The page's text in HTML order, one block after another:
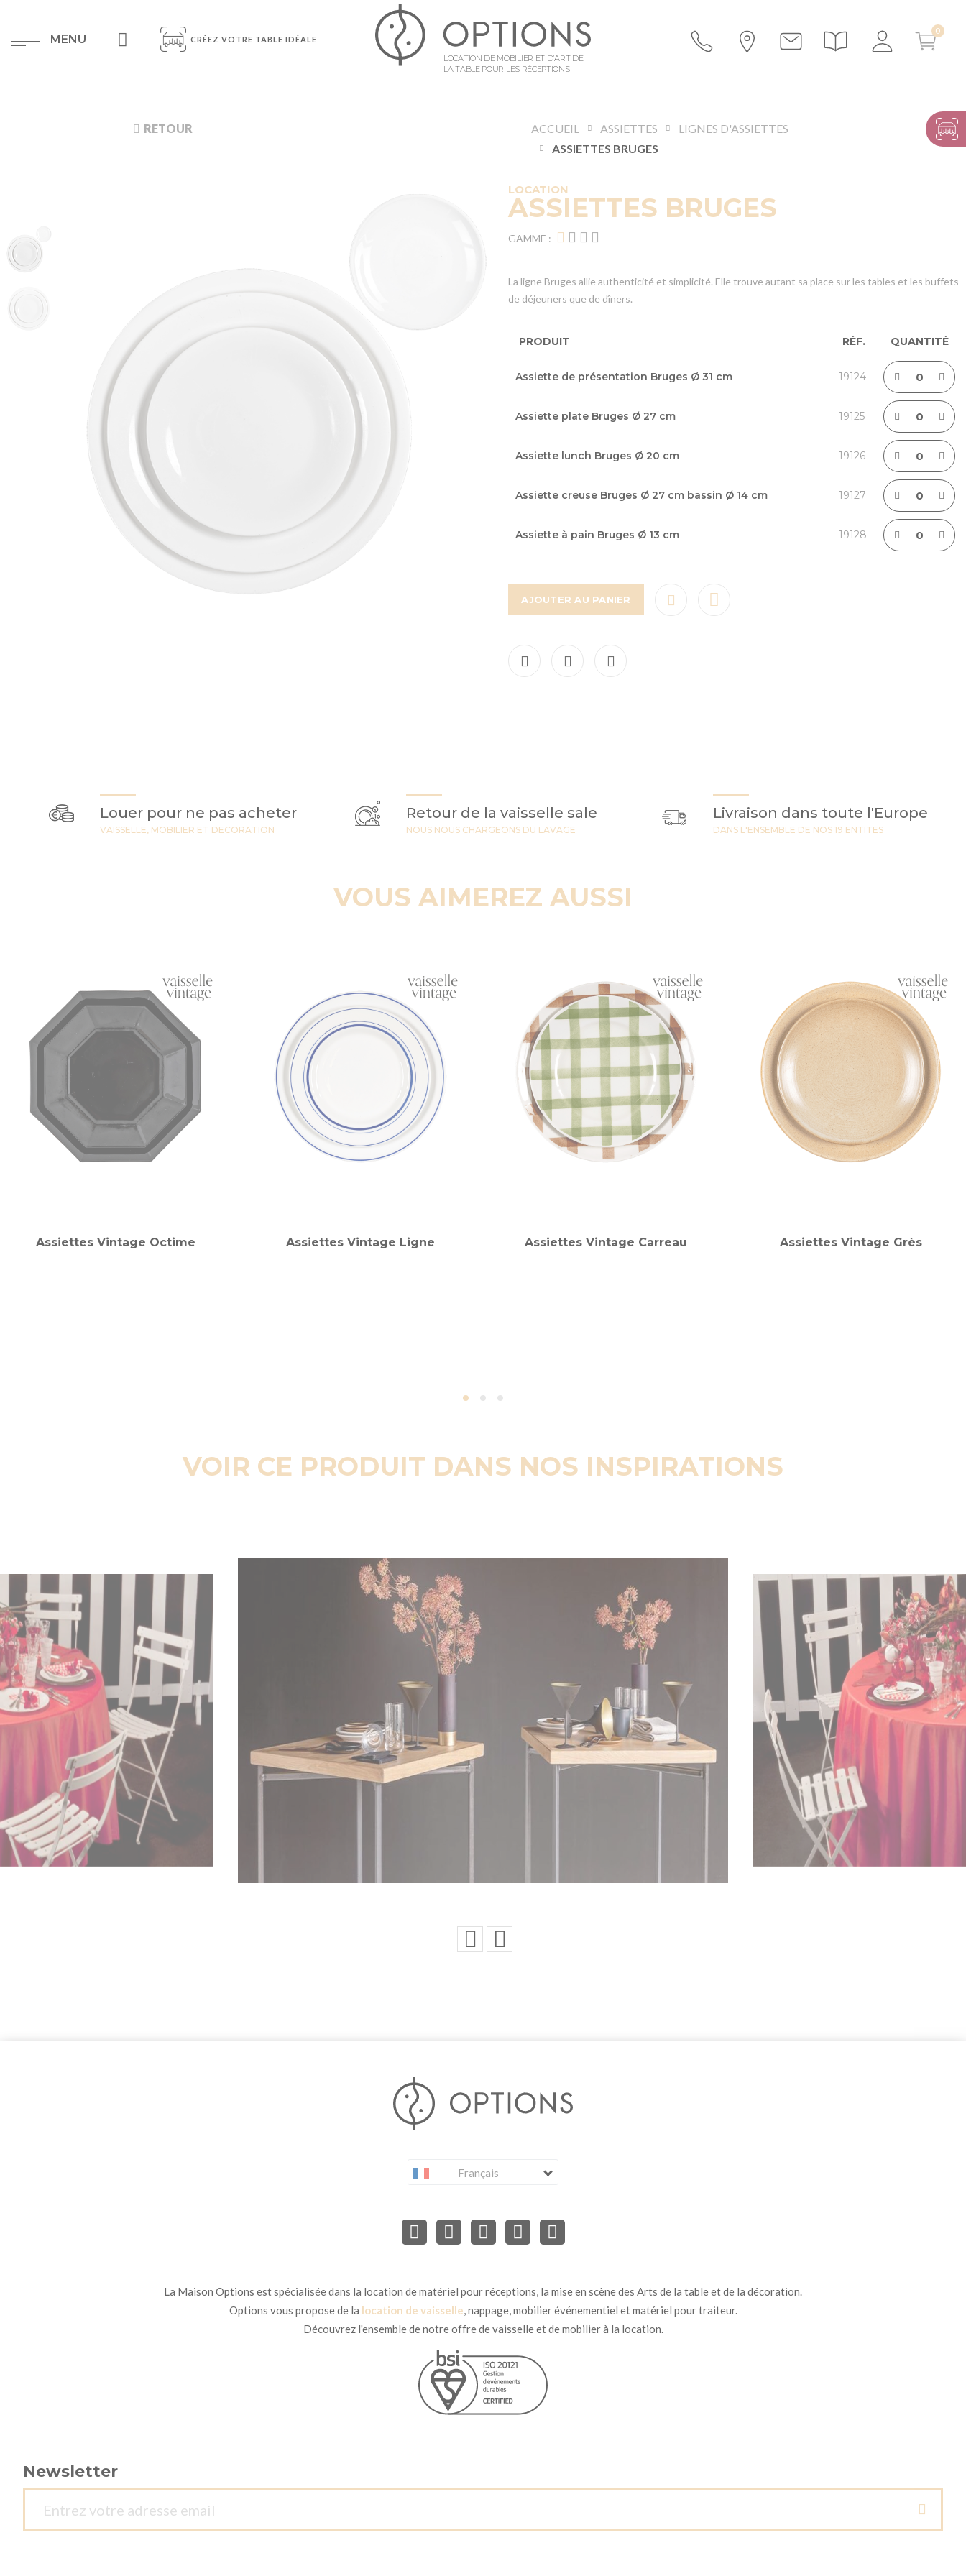
MENU CRÉEZ VOTRE TABLE IDÉALE
LOCATION DE MOBILIER ET D’ART DE
LA TABLE POUR LES RÉCEPTIONS
RETOUR ACCUEIL ASSIETTES
LIGNES D'ASSIETTES
ASSIETTES BRUGES
LOCATION
ASSIETTES BRUGES
GAMME :
La ligne Bruges allie authenticité et simplicité. Elle trouve autant sa place sur les tables et les buffets
de déjeuners que de dîners.
du
groupé
PRODUIT RÉF. QUANTITÉ
Assiette de présentation Bruges Ø 31 cm 19124
Assiette plate Bruges Ø 27 cm 19125
Assiette lunch Bruges Ø 20 cm 19126
Assiette creuse Bruges Ø 27 cm bassin Ø 14 cm 19127
Assiette à pain Bruges Ø 13 cm 19128
AJOUTER AU PANIER
Louer pour ne pas acheter
VAISSELLE, MOBILIER ET DECORATION
Retour de la vaisselle sale
NOUS NOUS CHARGEONS DU LAVAGE
Livraison dans toute l'Europe
DANS L'ENSEMBLE DE NOS 19 ENTITES
VOUS AIMEREZ AUSSI
Assiettes Vintage Octime Assiettes Vintage Ligne Assiettes Vintage Carreau Assiettes Vintage Grès
VOIR CE PRODUIT DANS NOS INSPIRATIONS
Français
La Maison Options est spécialisée dans la location de matériel pour réceptions, la mise en scène des Arts de la table et de la décoration.
Options vous propose de la location de vaisselle, nappage, mobilier événementiel et matériel pour traiteur.
Découvrez l'ensemble de notre offre de vaisselle et de mobilier à la location.
Newsletter